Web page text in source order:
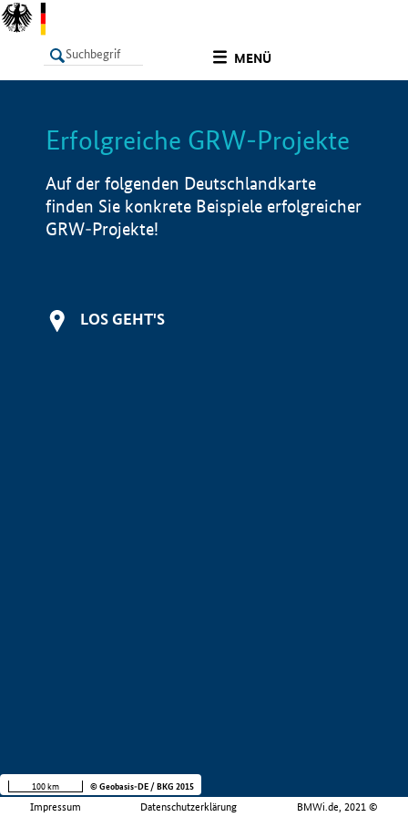
MENÜ
LISTE Info
Erfolgreiche GRW-Projekte
Auf der folgenden Deutschlandkarte
finden Sie konkrete Beispiele erfolgreicher
GRW-Projekte!
LOS GEHT'S
Impressum Datenschutzerklärung BMWi.de, 2021 ©
100 km © Geobasis-DE / BKG 2015